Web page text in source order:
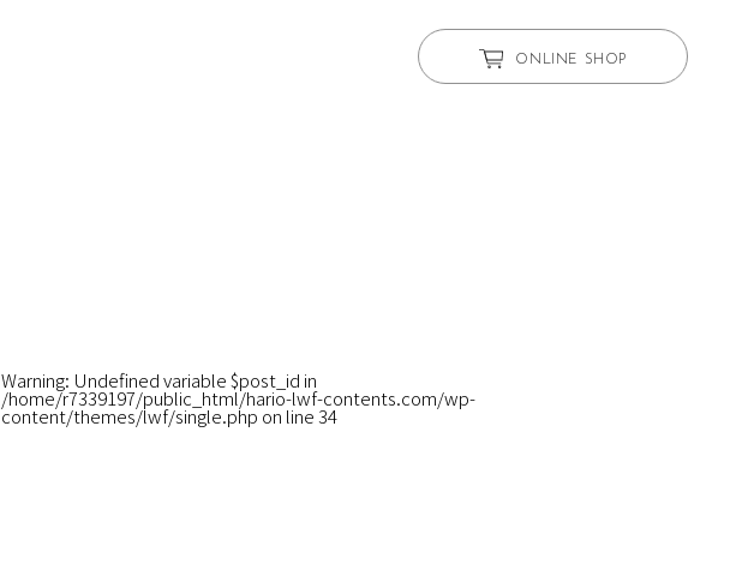
ONLINE SHOP
Warning: Undefined variable $post_id in
/home/r7339197/public_html/hario-lwf-contents.com/wp-
content/themes/lwf/single.php on line34